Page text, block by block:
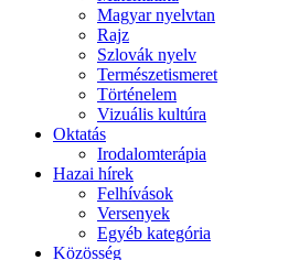
Magyar nyelvtan
Rajz
Szlovák nyelv
Természetismeret
Történelem
Vizuális kultúra
Oktatás
Irodalomterápia
Hazai hírek
Felhívások
Versenyek
Egyéb kategória
Közösség